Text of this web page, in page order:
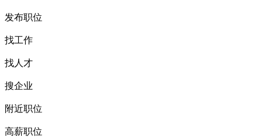
发布职位
找工作
找人才
搜企业
附近职位
高薪职位